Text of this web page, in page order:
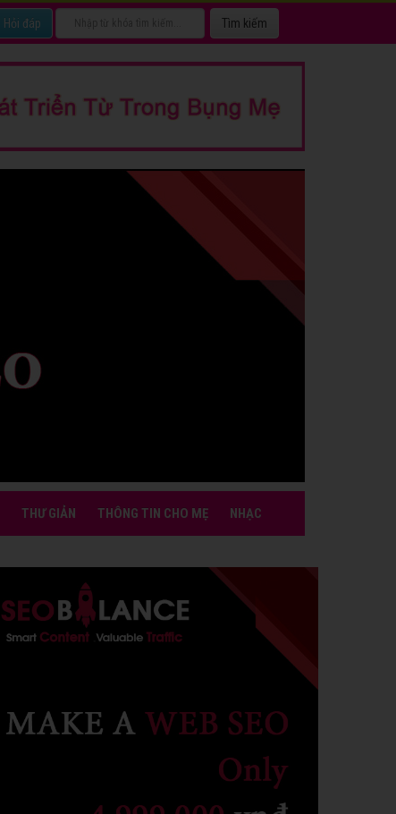
Hỏi đáp
THƯ GIẢN THÔNG TIN CHO MẸ NHẠC